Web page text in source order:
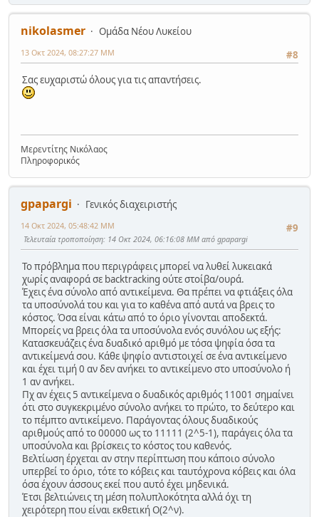
nikolasmer
Ομάδα Νέου Λυκείου
#8
13 Οκτ 2024, 08:27:27 ΜΜ
Σας ευχαριστώ όλους για τις απαντήσεις.
Μερεντίτης Νικόλαος
Πληροφορικός
gpapargi
Γενικός διαχειριστής
#9
14 Οκτ 2024, 05:48:42 ΜΜ
Τελευταία τροποποίηση: 14 Οκτ 2024, 06:16:08 ΜΜ από gpapargi
Το πρόβλημα που περιγράφεις μπορεί να λυθεί λυκειακά
χωρίς αναφορά σε backtracking ούτε στοίβα/ουρά.
Έχεις ένα σύνολο από αντικείμενα. Θα πρέπει να φτιάξεις όλα
τα υποσύνολά του και για το καθένα από αυτά να βρεις το
κόστος. Όσα είναι κάτω από το όριο γίνονται αποδεκτά.
Μπορείς να βρεις όλα τα υποσύνολα ενός συνόλου ως εξής:
Κατασκευάζεις ένα δυαδικό αριθμό με τόσα ψηφία όσα τα
αντικείμενά σου. Κάθε ψηφίο αντιστοιχεί σε ένα αντικείμενο
και έχει τιμή 0 αν δεν ανήκει το αντικείμενο στο υποσύνολο ή
1 αν ανήκει.
Πχ αν έχεις 5 αντικείμενα ο δυαδικός αριθμός 11001 σημαίνει
ότι στο συγκεκριμένο σύνολο ανήκει το πρώτο, το δεύτερο και
το πέμπτο αντικείμενο. Παράγοντας όλους δυαδικούς
αριθμούς από το 00000 ως το 11111 (2^5-1), παράγεις όλα τα
υποσύνολα και βρίσκεις το κόστος του καθενός.
Βελτίωση έρχεται αν στην περίπτωση που κάποιο σύνολο
υπερβεί το όριο, τότε το κόβεις και ταυτόχρονα κόβεις και όλα
όσα έχουν άσσους εκεί που αυτό έχει μηδενικά.
Έτσι βελτιώνεις τη μέση πολυπλοκότητα αλλά όχι τη
χειρότερη που είναι εκθετική Ο(2^ν).